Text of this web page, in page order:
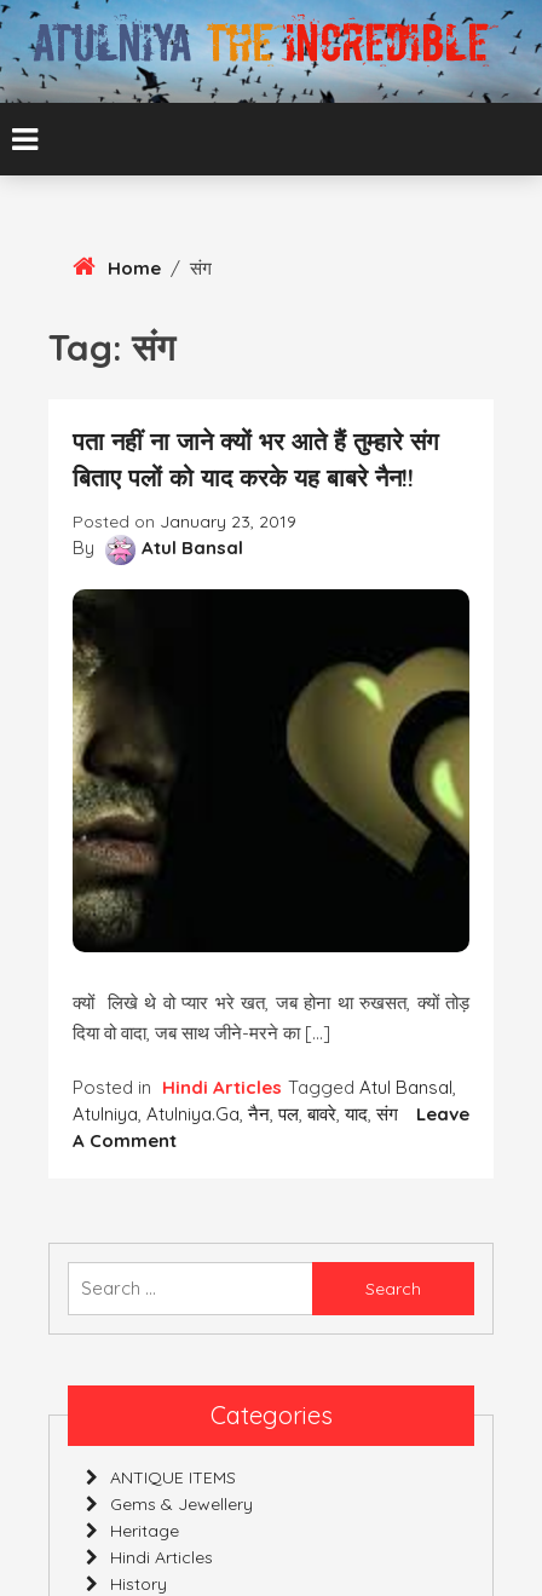
Skip
Content
ATULNIYA THE
INCREDIBLE
ATUL BANSAL AGRA
Home / संग
Tag:संग
पता नहीं ना जाने क्यों भर आते हैं तुम्हारे संग
बिताए पलों को याद करके यह बाबरे नैन!!
Posted on January 23, 2019
By Atul Bansal
क्यों लिखे थे वो प्यार भरे खत, जब होना था रुखसत, क्यों तोड़
दिया वो वादा, जब साथ जीने-मरने का […]
Posted in Hindi Articles Tagged Atul Bansal,
Atulniya, Atulniya.ga,नैन,पल,बावरे,याद,संग
Leave
A CommentOn
जाने
को
याद
करके
यह
Categories
ANTIQUE ITEMS
Gems & Jewellery
Heritage
Hindi Articles
History